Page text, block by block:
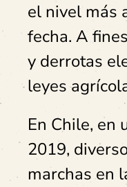
el nivel más
fecha. A
y derrotas
leyes
En Chile, en
2019,
marchas en